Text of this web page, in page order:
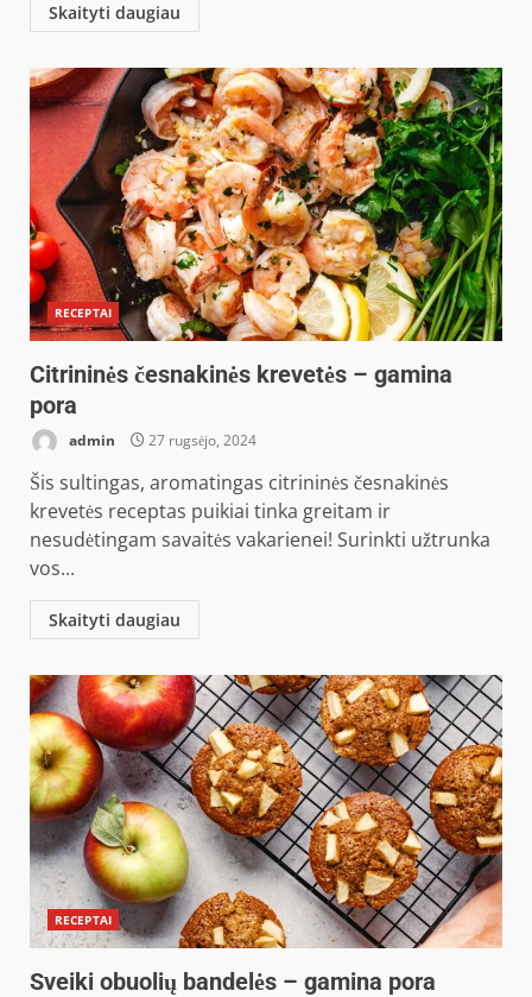
Skaityti daugiau
RECEPTAI
Citrininės česnakinės krevetės – gamina
pora
admin 27 rugsėjo, 2024
Šis sultingas, aromatingas citrininės česnakinės
krevetės receptas puikiai tinka greitam ir
nesudėtingam savaitės vakarienei! Surinkti užtrunka
vos...
Skaityti daugiau
RECEPTAI
Sveiki obuolių bandelės – gamina pora